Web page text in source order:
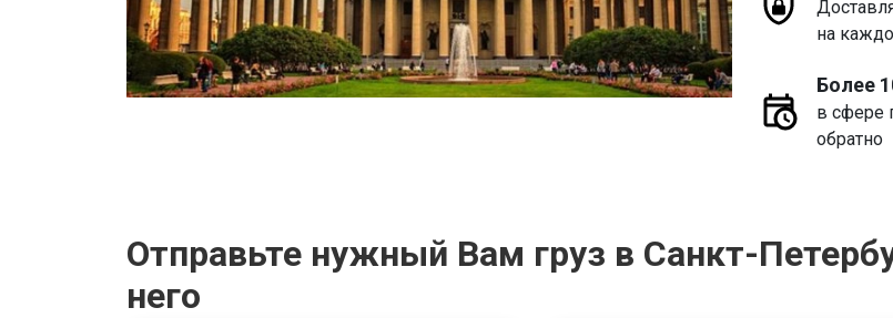
на
Более
в сфере
обратно
Отправьте нужный Вам груз в Санкт-
него